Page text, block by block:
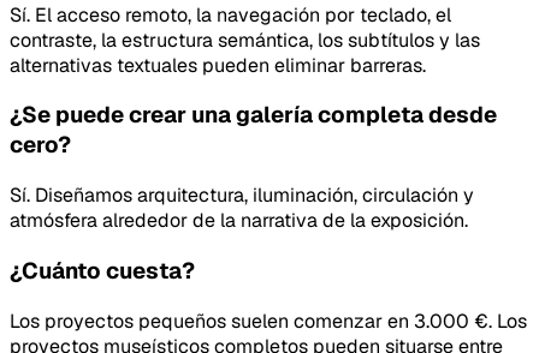
Sí. El acceso remoto, la navegación por teclado, el
contraste, la estructura semántica, los subtítulos y las
alternativas textuales pueden eliminar barreras.
¿Se puede crear una galería completa desde
cero?
Sí. Diseñamos arquitectura, iluminación, circulación y
atmósfera alrededor de la narrativa de la exposición.
¿Cuánto cuesta?
Los proyectos pequeños suelen comenzar en 3.000 €. Los
proyectos museísticos completos pueden situarse entre